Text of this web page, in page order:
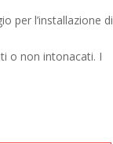
per l’installazione di
o non intonacati. I